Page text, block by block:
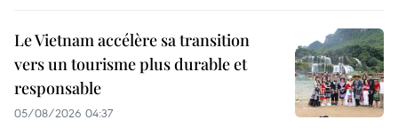
Le Vietnam accélère sa transition
vers un tourisme plus durable et
responsable
05/08/2026 04:37